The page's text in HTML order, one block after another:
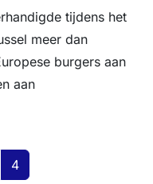
tijdens het
meer dan
burgers aan
aan
Current Page
4